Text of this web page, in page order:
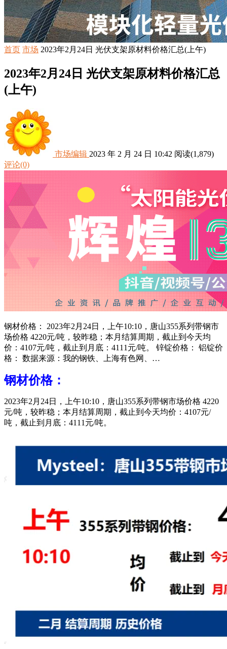
首页 市场 2023年2月24日 光伏支架原材料价格汇总(上午)
2023年2月24日 光伏支架原材料价格汇总
(上午)
市场编辑 2023 年 2 月 24 日 10:42 阅读(1,879)
评论(0)
钢材价格： 2023年2月24日，上午10:10，唐山355系列带钢市
场价格 4220元/吨，较昨稳；本月结算周期，截止到今天均
价：4107元/吨，截止到月底：4111元/吨。 锌锭价格： 铝锭价
格： 数据来源：我的钢铁、上海有色网、…
钢材价格：
2023年2月24日，上午10:10，唐山355系列带钢市场价格 4220
元/吨，较昨稳；本月结算周期，截止到今天均价：4107元/
吨，截止到月底：4111元/吨。